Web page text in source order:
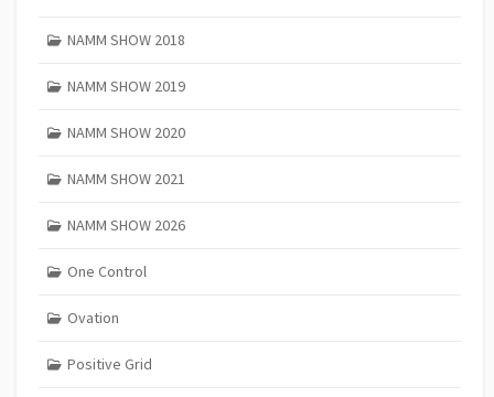
NAMM SHOW 2018
NAMM SHOW 2019
NAMM SHOW 2020
NAMM SHOW 2021
NAMM SHOW 2026
One Control
Ovation
Positive Grid